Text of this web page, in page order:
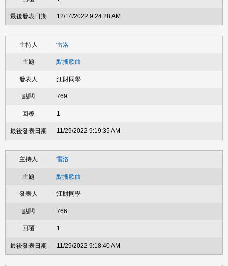
12/14/2022 9:24:28 AM
雷洛
點播歌曲
江財同學
769
1
11/29/2022 9:19:35 AM
雷洛
點播歌曲
江財同學
766
1
11/29/2022 9:18:40 AM